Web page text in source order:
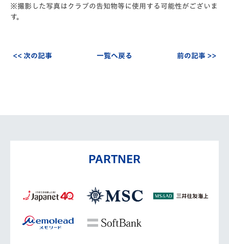
※撮影した写真はクラブの告知物等に使用する可能性がございま
す。
<< 次の記事 一覧へ戻る 前の記事 >>
PARTNER